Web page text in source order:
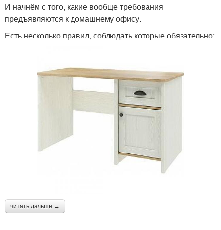
И начнём с того, какие вообще требования
предъявляются к домашнему офису.
Есть несколько правил, соблюдать которые обязательно:
читать дальше →